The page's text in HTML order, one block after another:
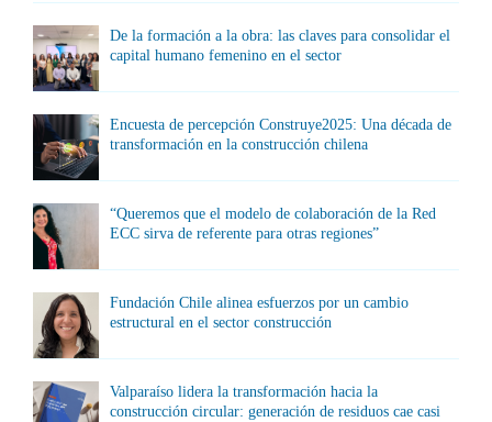
De la formación a la obra: las claves para consolidar el
capital humano femenino en el sector
Encuesta de percepción Construye2025: Una década de
transformación en la construcción chilena
“Queremos que el modelo de colaboración de la Red
ECC sirva de referente para otras regiones”
Fundación Chile alinea esfuerzos por un cambio
estructural en el sector construcción
Valparaíso lidera la transformación hacia la
construcción circular: generación de residuos cae casi